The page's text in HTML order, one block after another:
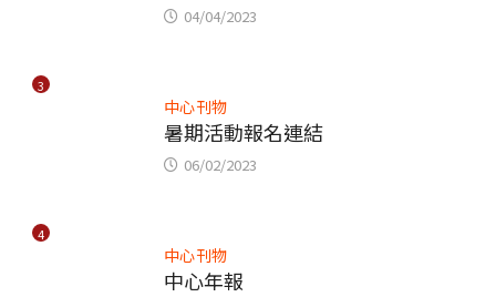
04/04/2023
3
中心刊物
暑期活動報名連結
06/02/2023
4
中心刊物
中心年報